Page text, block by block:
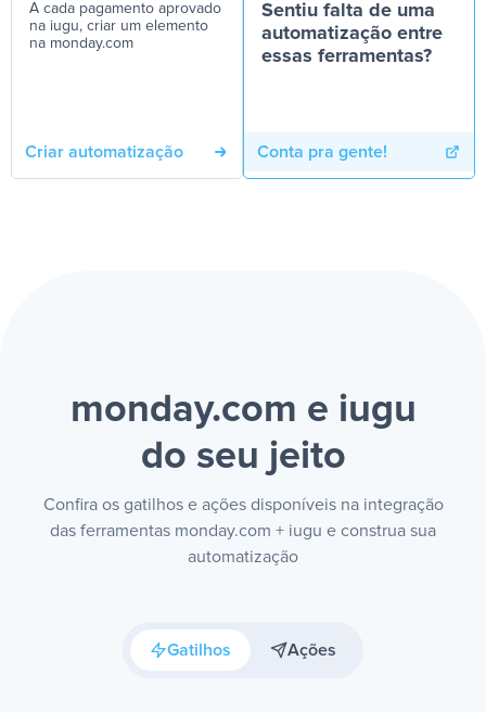
A cada pagamento aprovado
na iugu, criar um elemento
na monday.com
Criar automatização
Sentiu falta de uma
automatização entre
essas ferramentas?
Conta pra gente!
monday.com e iugu
do seu jeito
Confira os gatilhos e ações disponíveis na integração
das ferramentas monday.com + iugu e construa sua
automatização
Gatilhos Ações